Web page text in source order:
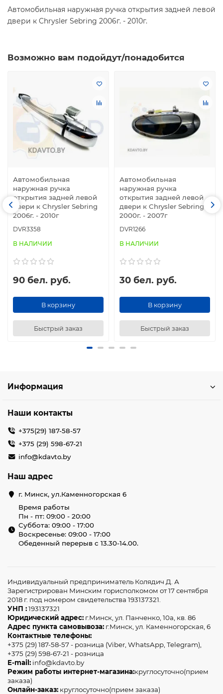
Автомобильная наружная ручка открытия задней левой
двери к Chrysler Sebring 2006г. - 2010г.
Возможно вам подойдут/понадобится
Автомобильная
наружная ручка
открытия задней левой
двери к Chrysler Sebring
2006г. - 2010г
DVR3358
В НАЛИЧИИ
90 бел. руб.
В корзину
Быстрый заказ
Автомобильная
наружная ручка
открытия задней левой
двери к Chrysler Sebring
2000г. - 2007г
DVR1266
В НАЛИЧИИ
30 бел. руб.
В корзину
Быстрый заказ
Информация
Наши контакты
+375(29) 187-58-57
+375 (29) 598-67-21
info@kdavto.by
Наш адрес
г. Минск, ул.Каменногорская 6
Время работы
Пн - пт: 09:00 - 20:00
Суббота: 09:00 - 17:00
Воскресенье: 09:00 - 17:00
Обеденный перерыв с 13.30-14.00.
Индивидуальный предприниматель Колядич Д. А
Зарегистрирован Минским горисполкомом от 17 сентября
2018 г. под номером свидетельства 193137321.
УНП :193137321
Юридический адрес: г.Минск, ул. Панченко, 10а, кв. 86
Адрес пункта самовывоза: г.Минск, ул. Каменногорская, 6
Контактные телефоны:
+375 (29) 187-58-57 - розница (Viber, WhatsApp, Telegram),
+375 (29) 598-67-21 - розница
E-mail: info@kdavto.by
Режим работы интернет-магазина:круглосуточно(прием
заказа)
Онлайн-заказ: круглосуточно(прием заказа)